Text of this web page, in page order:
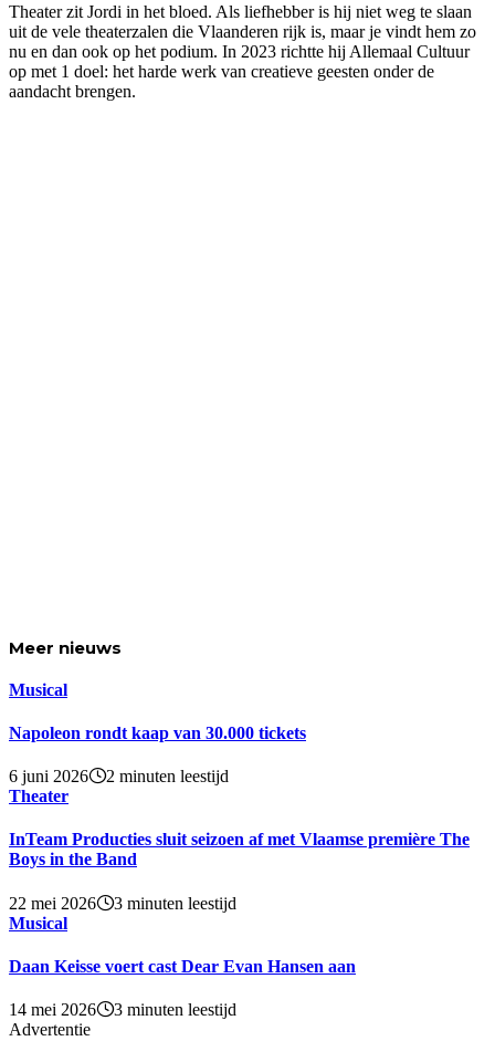
Theater zit Jordi in het bloed. Als liefhebber is hij niet weg te slaan
uit de vele theaterzalen die Vlaanderen rijk is, maar je vindt hem zo
nu en dan ook op het podium. In 2023 richtte hij Allemaal Cultuur
op met 1 doel: het harde werk van creatieve geesten onder de
aandacht brengen.
Meer nieuws
Musical
Napoleon rondt kaap van 30.000 tickets
6 juni 2026
2 minuten leestijd
Theater
InTeam Producties sluit seizoen af met Vlaamse première The
Boys in the Band
22 mei 2026
3 minuten leestijd
Musical
Daan Keisse voert cast Dear Evan Hansen aan
14 mei 2026
3 minuten leestijd
Advertentie